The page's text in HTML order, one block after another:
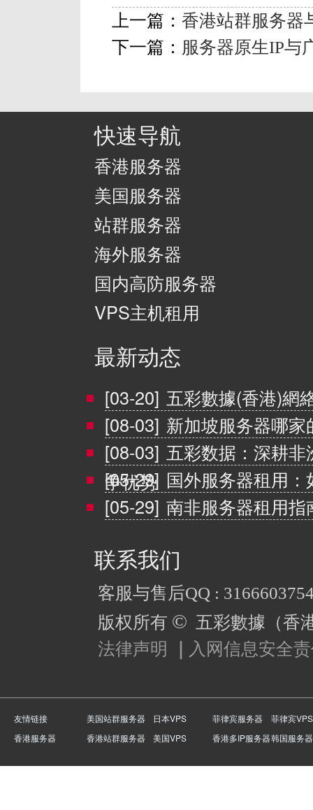
上一篇： 香港站群服务器
下一篇： 服务器原生IP与
快速导航
香港服务器
美国服务器
站群服务器
海外服务器
国内高防服务器
VPS主机租用
最新动态
[03-20] 五彩數據(香港)網
[08-03] 新加坡服务器哪
[08-03] 五彩数据：深耕
争优势
[05-29] 国外服务器租用
[05-29] 南非服务器租用
联系我们
客服与售后QQ :
版权所有 © 五彩數據（香
法律声明
入网信息安全
友情链接 美国站群服务器 日本VPS 菲律宾服务器
菲律宾VPS
香港服务器
香港站群服务器 美国VPS 香港多IP服务器韩国服务器